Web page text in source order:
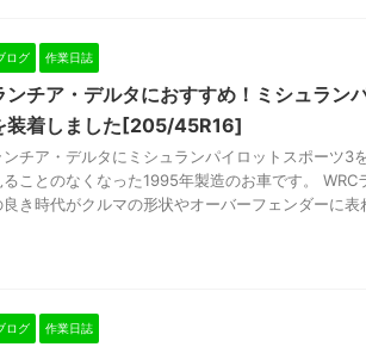
ログ 作業日誌
ンチア・デルタにおすすめ！ミシュラン
装着しました[205/45R16]
ンチア・デルタにミシュランパイロットスポーツ3
ることのなくなった1995年製造のお車です。 WRC
良き時代がクルマの形状やオーバーフェンダーに表
ログ 作業日誌